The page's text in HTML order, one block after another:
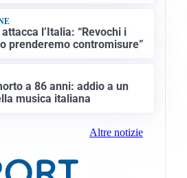
l’Italia: “Revochi i
prenderemo contromisure”
a 86 anni: addio a un
musica italiana
Altre notizie